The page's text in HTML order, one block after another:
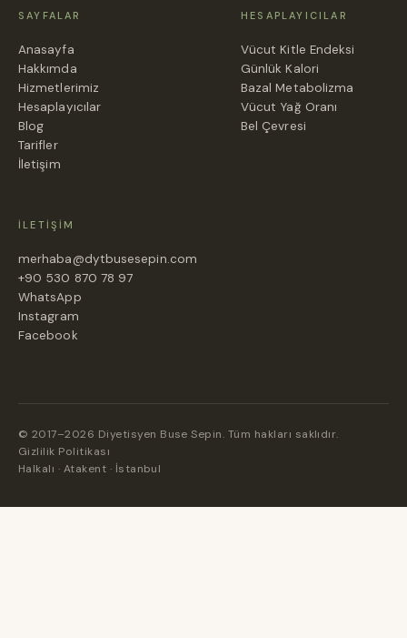
SAYFALAR
Anasayfa
Hakkımda
Hizmetlerimiz
Hesaplayıcılar
Blog
Tarifler
İletişim
HESAPLAYICILAR
Vücut Kitle Endeksi
Günlük Kalori
Bazal Metabolizma
Vücut Yağ Oranı
Bel Çevresi
İLETIŞIM
merhaba@dytbusesepin.com
+90 530 870 78 97
WhatsApp
Instagram
Facebook
© 2017–2026 Diyetisyen Buse Sepin. Tüm hakları saklıdır.
Gizlilik Politikası
Halkalı · Atakent · İstanbul